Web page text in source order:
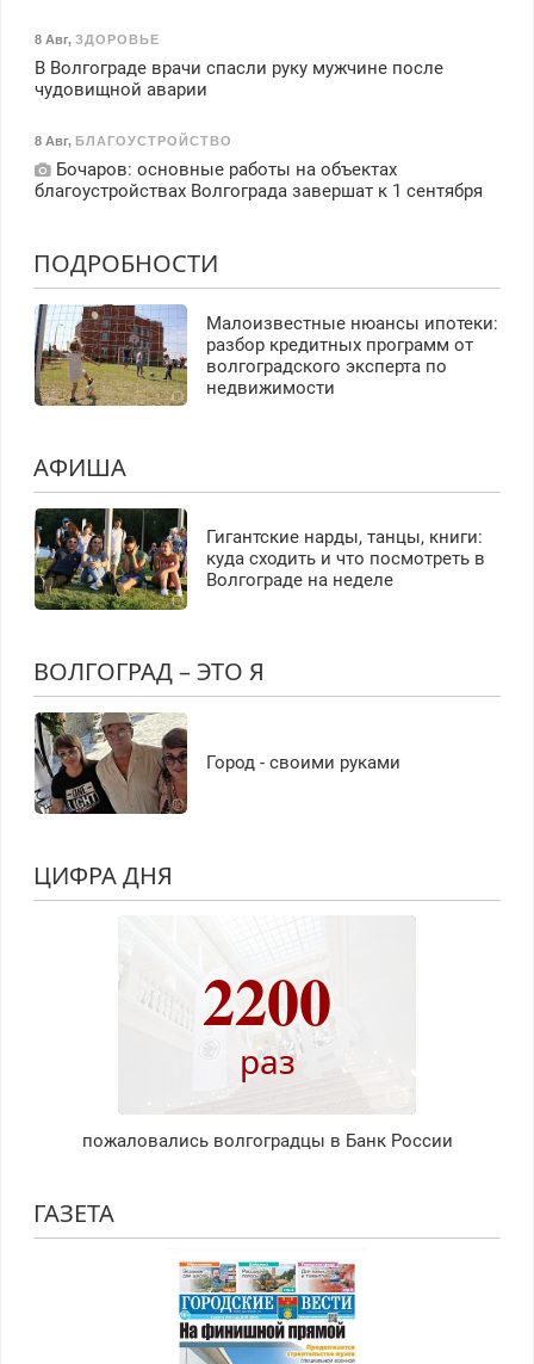
8 Авг, ЗДОРОВЬЕ
В Волгограде врачи спасли руку мужчине после
чудовищной аварии
8 Авг, БЛАГОУСТРОЙСТВО
Бочаров: основные работы на объектах
благоустройствах Волгограда завершат к 1 сентября
ПОДРОБНОСТИ
Малоизвестные нюансы ипотеки:
разбор кредитных программ от
волгоградского эксперта по
недвижимости
АФИША
Гигантские нарды, танцы, книги:
куда сходить и что посмотреть в
Волгограде на неделе
ВОЛГОГРАД – ЭТО Я
Город - своими руками
ЦИФРА ДНЯ
2200
раз
пожаловались волгоградцы в Банк России
ГАЗЕТА